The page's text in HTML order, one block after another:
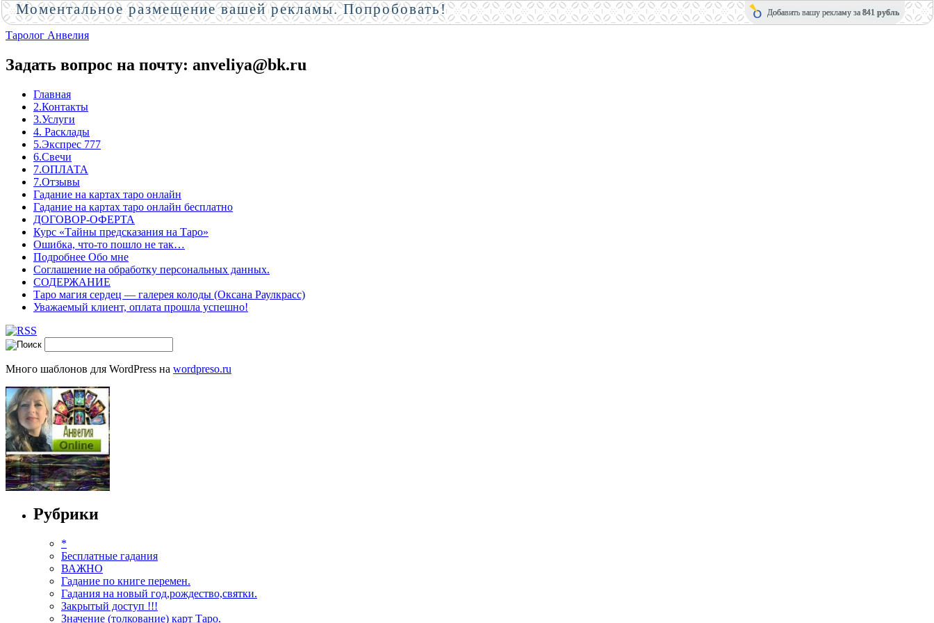
Таролог Анвелия
Задать вопрос на почту: anveliya@bk.ru
Главная
2.Контакты
3.Услуги
4. Расклады
5.Экспрес 777
6.Свечи
7.ОПЛАТА
7.Отзывы
Гадание на картах таро онлайн
Гадание на картах таро онлайн бесплатно
ДОГОВОР-ОФЕРТА
Курс «Тайны предсказания на Таро»
Ошибка, что-то пошло не так…
Подробнее Обо мне
Соглашение на обработку персональных данных.
СОДЕРЖАНИЕ
Таро магия сердец — галерея колоды (Оксана Раулкрасс)
Уважаемый клиент, оплата прошла успешно!
Много шаблонов для WordPress на wordpreso.ru
Рубрики
*
Бесплатные гадания
ВАЖНО
Гадание по книге перемен.
Гадания на новый год,рождество,святки.
Закрытый доступ !!!
Значение (толкование) карт Таро.
Моментальное размещение вашей рекламы. Попробовать! Добавить вашу рекламу за 841 рубль